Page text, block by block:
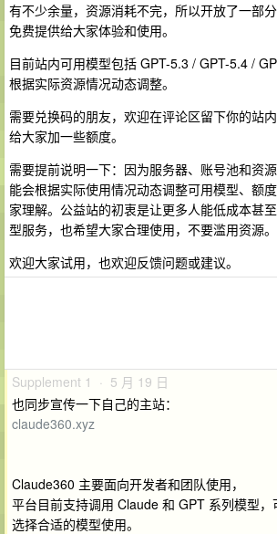
有不少余量，资源消耗不完，所以开放了一部分
免费提供给大家体验和使用。
目前站内可用模型包括 GPT-5.3 / GPT-5.4 /
根据实际资源情况动态调整。
需要兑换码的朋友，欢迎在评论区留下你的站
给大家加一些额度。
需要提前说明一下：因为服务器、账号池和资
能会根据实际使用情况动态调整可用模型、额
家理解。公益站的初衷是让更多人能低成本甚
型服务，也希望大家合理使用，不要滥用资源。
欢迎大家试用，也欢迎反馈问题或建议。
Supplement 1 · 5 月 19 日
也同步宣传一下自己的主站：
claude360.xyz
Claude360 主要面向开发者和团队使用，
平台目前支持调用 Claude 和 GPT 系列模型
选择合适的模型使用。